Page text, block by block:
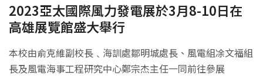
2023亞太國際風力發電展於3月8-10日在
高雄展覽館盛大舉行
本校由俞克維副校長﹑海訓處鄒明城處長、風電組凃文福組
長及風電海事工程研究中心鄭宗杰主任一同前往參展